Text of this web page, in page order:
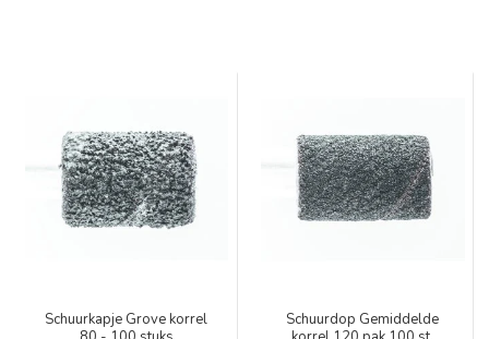
Schuurkapje Grove korrel
Schuurdop Gemiddelde